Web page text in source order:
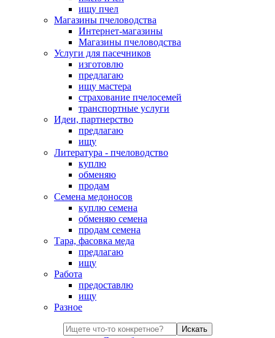
ищу пчел
Магазины пчеловодства
Интернет-магазины
Магазины пчеловодства
Услуги для пасечников
изготовлю
предлагаю
ищу мастера
страхование пчелосемей
транспортные услуги
Идеи, партнерство
предлагаю
ищу
Литература - пчеловодство
куплю
обменяю
продам
Семена медоносов
куплю семена
обменяю семена
продам семена
Тара, фасовка меда
предлагаю
ищу
Работа
предоставлю
ищу
Разное
Искать